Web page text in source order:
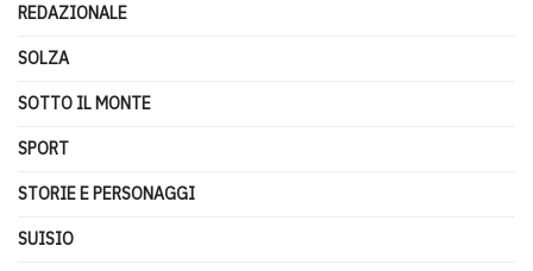
REDAZIONALE
SOLZA
SOTTO IL MONTE
SPORT
STORIE E PERSONAGGI
SUISIO